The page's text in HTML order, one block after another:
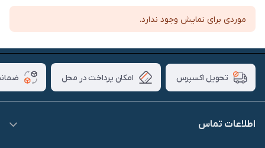
موردی برای نمایش وجود ندارد.
تحویل اکسپرس امکان پرداخت در محل
اطلاعات تماس